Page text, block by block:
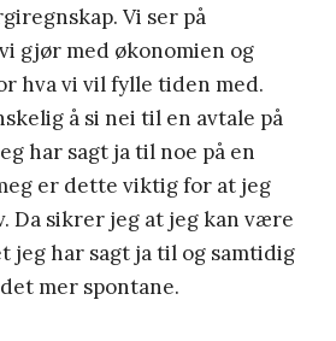
Vi ser på
gjør med økonomien og
hva vi vil fylle tiden med.
å si nei til en avtale på
har sagt ja til noe på en
er dette viktig for at jeg
Da sikrer jeg at jeg kan være
jeg har sagt ja til og samtidig
mer spontane.